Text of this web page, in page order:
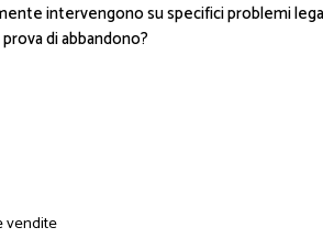
intervengono su specifici problemi
di abbandono?
vendite